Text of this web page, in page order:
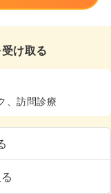
け取る
、訪問診療